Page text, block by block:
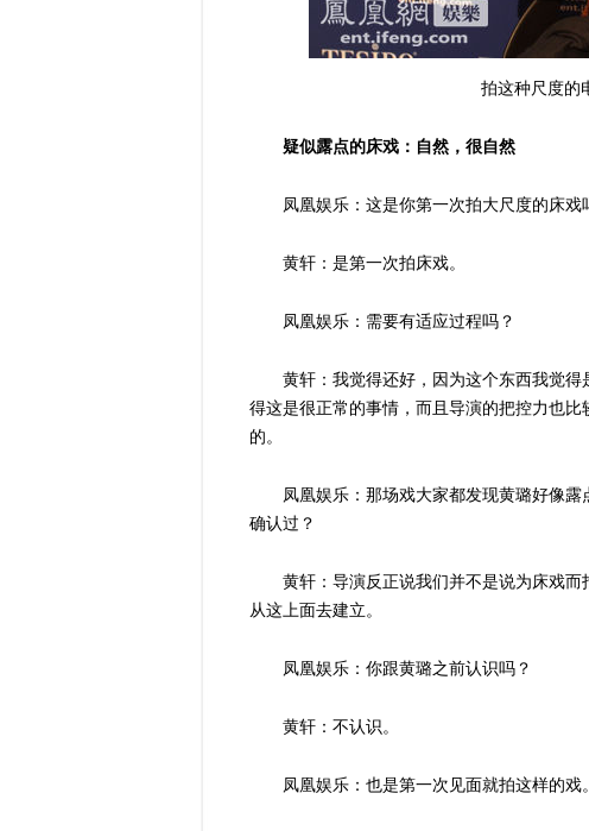
拍这种尺度的
疑似露点的床戏：自然，很自然
凤凰娱乐：这是你第一次拍大尺度的床戏
黄轩：是第一次拍床戏。
凤凰娱乐：需要有适应过程吗？
黄轩：我觉得还好，因为这个东西我觉
得这是很正常的事情，而且导演的把控力也
的。
凤凰娱乐：那场戏大家都发现黄璐好像
确认过？
黄轩：导演反正说我们并不是说为床戏
从这上面去建立。
凤凰娱乐：你跟黄璐之前认识吗？
黄轩：不认识。
凤凰娱乐：也是第一次见面就拍这样的戏。